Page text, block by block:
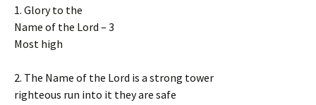
1. Glory to the
Name of the Lord – 3
Most high
2. The Name of the Lord is a strong tower
righteous run into it they are safe